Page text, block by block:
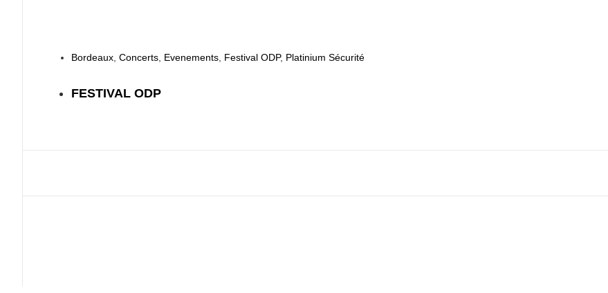
Bordeaux Concerts Evenements Festival ODP, Platinium Sécurité
FESTIVAL ODP